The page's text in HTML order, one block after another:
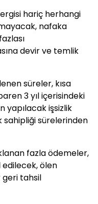
hariç herhangi
nafaka
devir ve temlik
süreler, kısa
3 yıl içerisindeki
yapılacak işsizlik
sahipliği sürelerinden
fazla ödemeler,
edilecek, ölen
tahsil